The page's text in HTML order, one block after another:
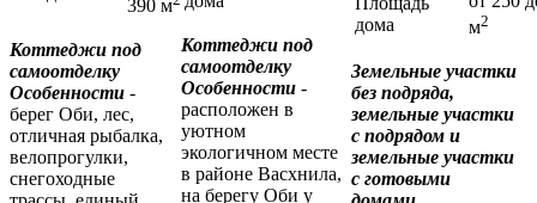
390 м
Коттеджи под
самоотделку
Особенности -
берег Оби, лес,
отличная рыбалка,
велопрогулки,
снегоходные
Коттеджи под
самоотделку
Особенности-
расположен в
уютном
экологичном месте
в районе Васхнила,
на берегу Оби у
дома
м2
Земельные участки
без подряда,
земельные участки
с подрядом и
земельные участки
с готовыми